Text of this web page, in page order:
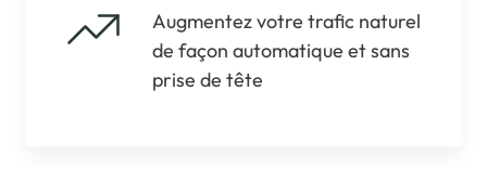
Augmentez votre trafic naturel
de façon automatique et sans
prise de tête